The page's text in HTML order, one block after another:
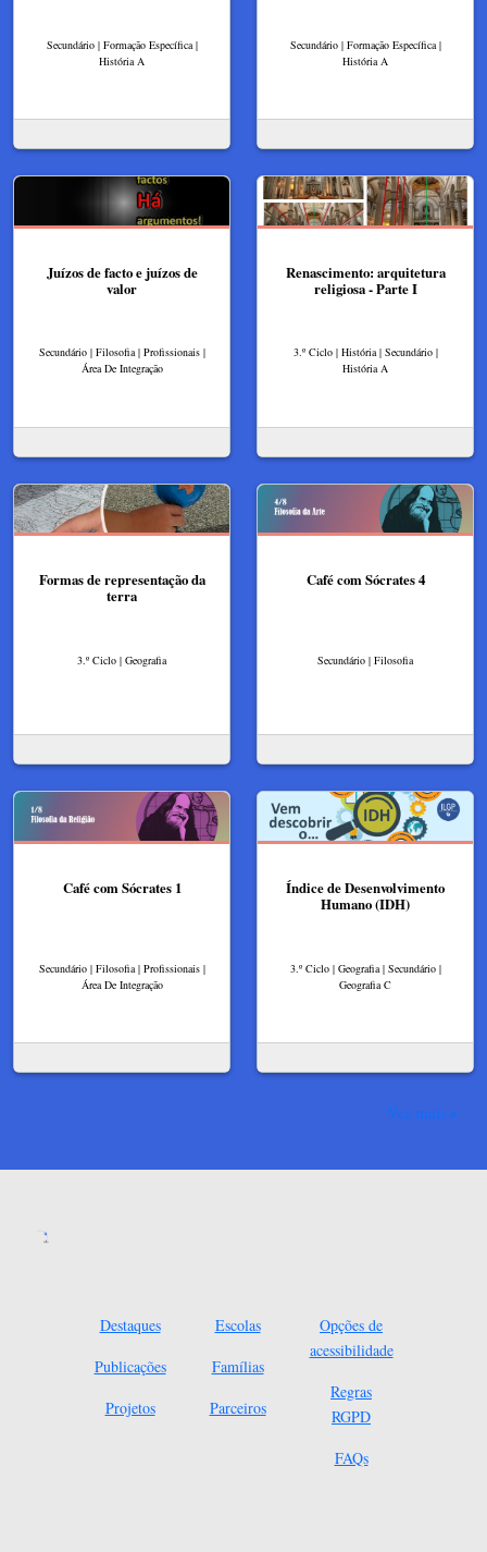
Secundário | Formação Específica |
História A
Secundário | Formação Específica |
História A
Juízos de facto e juízos de
valor
Secundário | Filosofia | Profissionais |
Área De Integração
Renascimento: arquitetura
religiosa - Parte I
3.º Ciclo | História | Secundário |
História A
Formas de representação da
terra
3.º Ciclo | Geografia
Café com Sócrates 4
Secundário | Filosofia
Café com Sócrates 1
Secundário | Filosofia | Profissionais |
Área De Integração
Índice de Desenvolvimento
Humano (IDH)
3.º Ciclo | Geografia | Secundário |
Geografia C
Ver mais
Destaques
Publicações
Projetos
Escolas
Famílias
Parceiros
Opções de
acessibilidade
Regras
RGPD
FAQs